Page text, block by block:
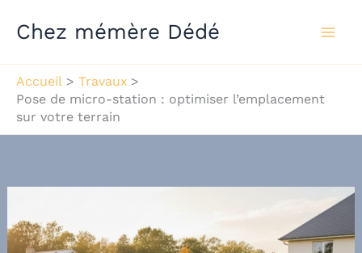
Chez mémère Dédé
Accueil
Travaux
Pose de micro-station : optimiser l’emplacement
sur votre terrain